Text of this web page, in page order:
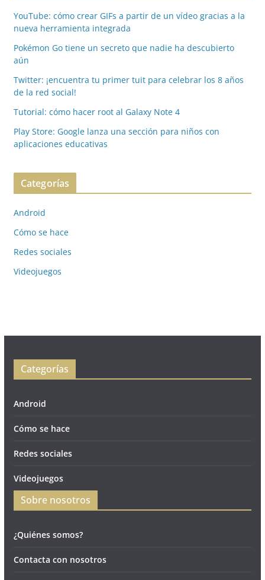
YouTube: cómo crear GIFs a partir de un vídeo gracias a la
nueva herramienta integrada
Pokémon Go tiene un secreto que nadie ha descubierto
aún
Twitter: ¡encuentra tu primer tuit para celebrar los 8 años
de la red social!
Tutorial: cómo hacer root al Galaxy Note 4
Play Store: Google lanza una sección para niños con
aplicaciones educativas
Categorías
Android
Cómo se hace
Redes sociales
Videojuegos
Categorías
Android
Cómo se hace
Redes sociales
Videojuegos
Sobre nosotros
¿Quiénes somos?
Contacta con nosotros